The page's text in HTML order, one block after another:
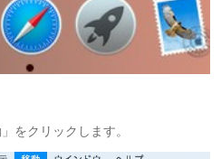
をクリックします。